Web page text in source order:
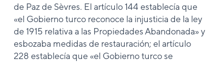
de Paz de Sèvres. El artículo 144 establecía que
«el Gobierno turco reconoce la injusticia de la ley
de 1915 relativa a las Propiedades Abandonada» y
esbozaba medidas de restauración; el artículo
228 establecía que «el Gobierno turco se